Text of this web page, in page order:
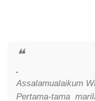
.
Assalamualaikum
Pertama-tama